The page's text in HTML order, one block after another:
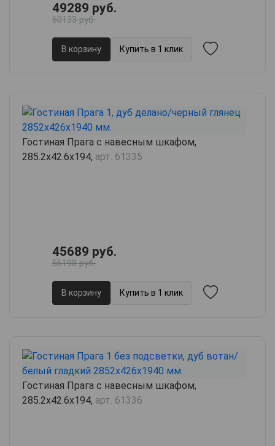
49289 руб.
60133 руб.
В корзину Купить в 1 клик
Гостиная Прага с навесным шкафом,
285.2х42.6х194, арт. 61335
45689 руб.
56198 руб.
В корзину Купить в 1 клик
Гостиная Прага с навесным шкафом,
285.2х42.6х194, арт. 61336